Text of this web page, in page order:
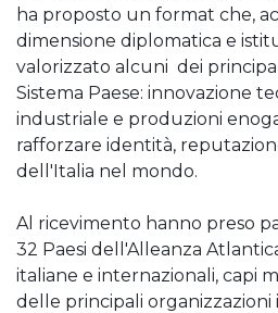
ha proposto un format che,
dimensione diplomatica e
valorizzato alcuni dei
Sistema Paese: innovazione
industriale e produzioni
rafforzare identità,
dell'Italia nel mondo.
Al ricevimento hanno preso
32 Paesi dell'Alleanza
italiane e internazionali, capi
delle principali organizzazioni